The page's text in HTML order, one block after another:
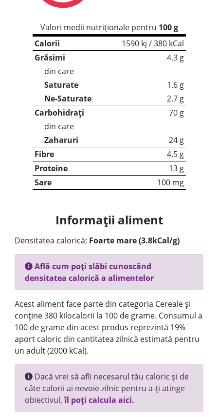
Valori medii nutriționale pentru 100 g
Calorii
1590 kj / 380 kCal
Grăsimi
4.3 g
din care
Saturate
1.6 g
Ne-Saturate
2.7 g
Carbohidrați
70 g
din care
Zaharuri
24 g
Fibre
4.5 g
Proteine
13 g
Sare
100 mg
Informații aliment
Densitatea calorică: Foarte mare (3.8kCal/g)
Află cum poți slăbi cunoscând
densitatea calorică a alimentelor
Acest aliment face parte din categoria Cereale și
conține 380 kilocalorii la 100 de grame. Consumul a
100 de grame din acest produs reprezintă 19%
aport caloric din cantitatea zilnică estimată pentru
un adult (2000 kCal).
Dacă vrei să afli necesarul tău caloric și de
câte calorii ai nevoie zilnic pentru a-ți atinge
obiectivul,îl poți calcula aici.